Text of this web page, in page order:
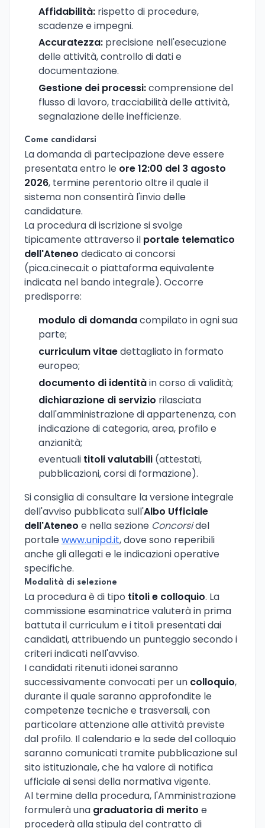
Affidabilità: rispetto di procedure,
scadenze e impegni.
Accuratezza: precisione nell'esecuzione
delle attività, controllo di dati e
documentazione.
Gestione dei processi:comprensione del
flusso di lavoro, tracciabilità delle attività,
segnalazione delle inefficienze.
Come candidarsi
La domanda di partecipazione deve essere
presentata entro le ore 12:00 del 3 agosto
2026, termine perentorio oltre il quale il
sistema non consentirà l'invio delle
candidature.
La procedura di iscrizione si svolge
tipicamente attraverso il portale telematico
dell'Ateneo dedicato ai concorsi
(pica.cineca.it o piattaforma equivalente
indicata nel bando integrale). Occorre
predisporre:
modulo di domandacompilato in ogni sua
parte;
curriculum vitaedettagliato in formato
europeo;
documento di identitàin corso di validità;
dichiarazione di servizio rilasciata
dall'amministrazione di appartenenza, con
indicazione di categoria, area, profilo e
anzianità;
eventuali titoli valutabili (attestati,
pubblicazioni, corsi di formazione).
Si consiglia di consultare la versione integrale
dell'avviso pubblicata sull'Albo Ufficiale
dell'Ateneo e nella sezione Concorsidel
portalewww.unipd.it, dove sono reperibili
anche gli allegati e le indicazioni operative
specifiche.
Modalità di selezione
La procedura è di tipo titoli e colloquio. La
commissione esaminatrice valuterà in prima
battuta il curriculum e i titoli presentati dai
candidati, attribuendo un punteggio secondo i
criteri indicati nell'avviso.
I candidati ritenuti idonei saranno
successivamente convocati per un colloquio,
durante il quale saranno approfondite le
competenze tecniche e trasversali, con
particolare attenzione alle attività previste
dal profilo. Il calendario e la sede del colloquio
saranno comunicati tramite pubblicazione sul
sito istituzionale, che ha valore di notifica
ufficiale ai sensi della normativa vigente.
Al termine della procedura, l'Amministrazione
formulerà una graduatoria di merito e
procederà alla stipula del contratto di